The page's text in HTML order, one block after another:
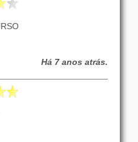
Há 7 anos atrás.